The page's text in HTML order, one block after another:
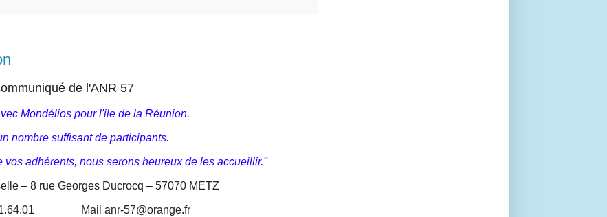
de l'ANR 57
Mondélios pour l'ile de la Réunion.
nombre suffisant de participants.
adhérents, nous serons heureux de les accueillir."
– 8 rue Georges Ducrocq – 57070 METZ
Mail anr-57@orange.fr